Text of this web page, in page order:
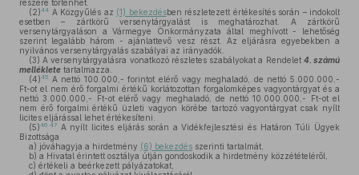
részére történhet.
(2)44 A Közgyűlés az (1) bekezdésben részletezett értékesítés során – indokolt
esetben – zártkörű versenytárgyalást is meghatározhat. A zártkörű
versenytárgyaláson a Vármegye Önkormányzata által meghívott - lehetőség
szerint legalább három - ajánlattevő vesz részt. Az eljárásra egyebekben a
nyilvános versenytárgyalás szabályai az irányadók.
(3) A versenytárgyalásra vonatkozó részletes szabályokat a Rendelet 4. számú
melléklete tartalmazza.
(4)45 A nettó 100.000,- forintot elérő vagy meghaladó, de nettó 5.000.000,-
Ft-ot el nem érő forgalmi értékű korlátozottan forgalomképes vagyontárgyat és a
nettó 3.000.000,- Ft-ot elérő vagy meghaladó, de nettó 10.000.000,- Ft-ot el
nem érő forgalmi értékű üzleti vagyon körébe tartozó vagyontárgyat csak nyílt
licites eljárással lehet értékesíteni.
(5)46 47 A nyílt licites eljárás során a Vidékfejlesztési és Határon Túli Ügyek
Bizottsága
a) jóváhagyja a hirdetmény (6) bekezdés szerinti tartalmát,
b) a Hivatal érintett osztálya útján gondoskodik a hirdetmény közzétételéről,
c) értékeli a beérkezett pályázatokat,